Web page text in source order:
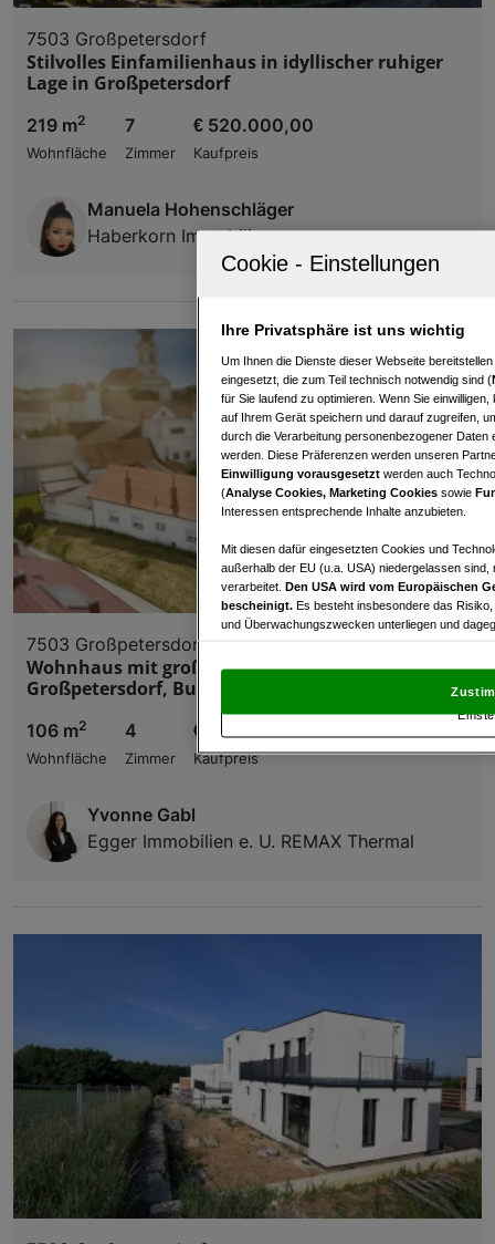
7503 Großpetersdorf
Stilvolles Einfamilienhaus in idyllischer ruhiger
Lage in Großpetersdorf
219 m2
Wohnfläche
7
Zimmer
€ 520.000,00
Kaufpreis
Manuela Hohenschläger
Haberkorn Immobilien
7503 Großpetersdorf
Wohnhaus mit großzügigen Nebengebäuden in
Großpetersdorf, Burgenland
106 m2
Wohnfläche
4
Zimmer
€ 165.000,00
Kaufpreis
Yvonne Gabl
Egger Immobilien e. U. REMAX Thermal
Ihre Privatsphäre ist uns wichtig
Um Ihnen die Dienste dieser Webseite
eingesetzt, die zum Teil technisch notwendig sind (
für Sie laufend zu optimieren. Wenn Sie
auf Ihrem Gerät speichern und darauf zugreifen,
durch die Verarbeitung personenbezogener
werden. Diese Präferenzen werden unseren
Einwilligung vorausgesetzt werden auch
(Analyse Cookies, Marketing Cookies sowie
Interessen entsprechende Inhalte anzubieten.
Mit diesen dafür eingesetzten Cookies und
außerhalb der EU (u.a. USA) niedergelassen
verarbeitet. Den USA wird vom Europäischen
bescheinigt. Es besteht insbesondere das
und Überwachungszwecken unterliegen und
und Widerspruch gegen die Verarbeitung auf der
„Cookie Einstellungen“, die sich auf jeder Seite
und der Performance von Inhalten,